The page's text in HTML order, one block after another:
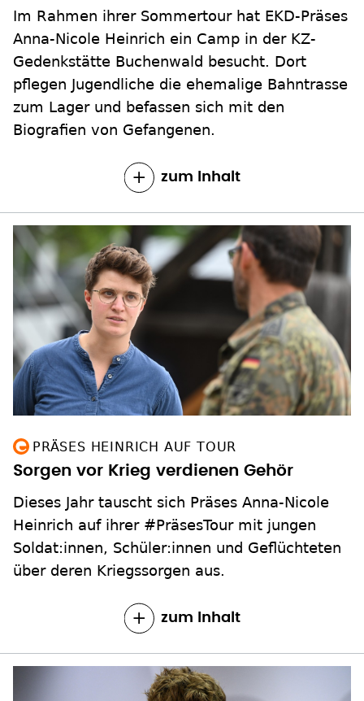
Gedenkstätte Buchenwald besucht. Dort
pflegen Jugendliche die ehemalige Bahntrasse
zum Lager und befassen sich mit den
Biografien von Gefangenen.
zum Inhalt
PRÄSES HEINRICH AUF TOUR
Dieses Jahr tauscht sich Präses Anna-Nicole
Soldat:innen, Schüler:innen und Geflüchteten
über deren Kriegssorgen aus.
zum Inhalt